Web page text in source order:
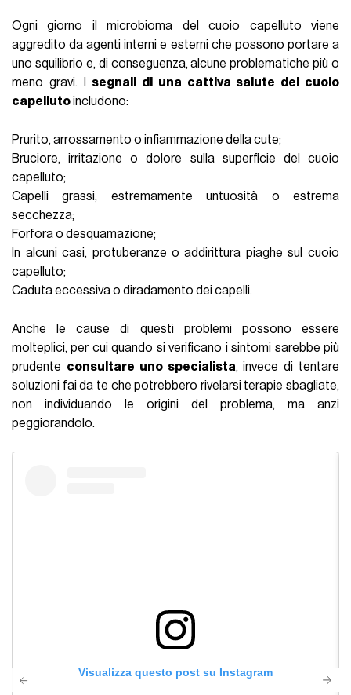
Ogni giorno il microbioma del cuoio capelluto viene
aggredito da agenti interni e esterni che possono portare a
uno squilibrio e, di conseguenza, alcune problematiche più o
meno gravi. I segnali di una cattiva salute del cuoio
capellutoincludono:
Prurito, arrossamento o infiammazione della cute;
Bruciore, irritazione o dolore sulla superficie del cuoio
capelluto;
Capelli grassi, estremamente untuosità o estrema
secchezza;
Forfora o desquamazione;
In alcuni casi, protuberanze o addirittura piaghe sul cuoio
capelluto;
Caduta eccessiva o diradamento dei capelli.
Anche le cause di questi problemi possono essere
molteplici, per cui quando si verificano i sintomi sarebbe più
prudente consultare uno specialista, invece di tentare
soluzioni fai da te che potrebbero rivelarsi terapie sbagliate,
non individuando le origini del problema, ma anzi
peggiorandolo.
Visualizza questo post su Instagram